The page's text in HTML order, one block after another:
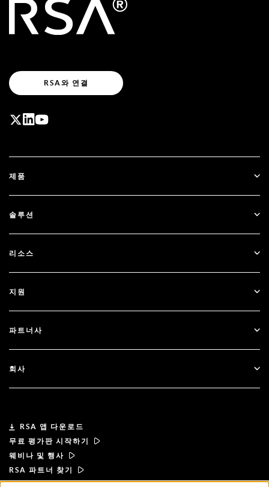
RSA와 연결
제품
SecurID
솔루션
다단계 인증
금융 서비스
리소스
블로그
문서
지원
고객 지원
파트너사
파트너 되기
회사
리더십
뉴스 및 언론
리소스
RSA 앱 다운로드
무료 평가판 시작하기
웨비나 및 행사
RSA 파트너 찾기